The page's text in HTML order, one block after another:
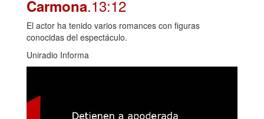
Carmona.13:12
El actor ha tenido varios romances con figuras
conocidas del espectáculo.
Uniradio Informa